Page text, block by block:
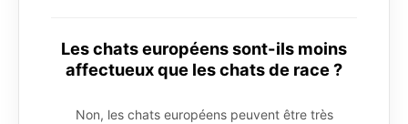
Les chats européens sont-ils moins
affectueux que les chats de race ?
Non, les chats européens peuvent être très